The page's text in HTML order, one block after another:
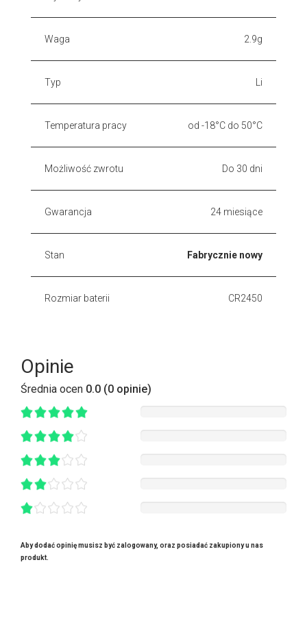
Waga 2.9g
Typ Li
Temperatura pracy od -18°C do 50°C
Możliwość zwrotu Do 30 dni
Gwarancja 24 miesiące
Stan Fabrycznie nowy
Rozmiar baterii CR2450
Opinie
Średnia ocen 0.0 (0 opinie)
Aby dodać opinię musisz być zalogowany, oraz posiadać zakupiony u nas
produkt.